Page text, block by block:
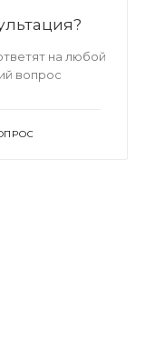
на любой
вопрос